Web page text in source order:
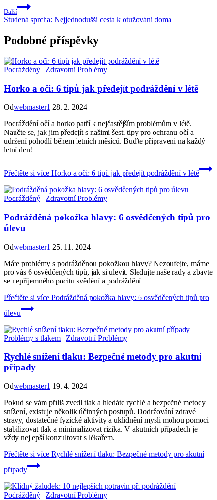
Další
Studená sprcha: Nejjednodušší cesta k otužování doma
Podobné příspěvky
Podrážděný | Zdravotní Problémy
Horko a oči: 6 tipů jak předejít podráždění v létě
Odwebmaster1 28. 2. 2024
Podráždění očí a horko patří k nejčastějším problémům v létě.
Naučte se, jak jim předejít s našimi šesti tipy pro ochranu očí a
udržení pohodlí během letních měsíců. Buďte připraveni na každý
letní den!
Přečtěte si více Horko a oči: 6 tipů jak předejít podráždění v létě
Podrážděný | Zdravotní Problémy
Podrážděná pokožka hlavy: 6 osvědčených tipů pro
úlevu
Odwebmaster1 25. 11. 2024
Máte problémy s podrážděnou pokožkou hlavy? Nezoufejte, máme
pro vás 6 osvědčených tipů, jak si ulevit. Sledujte naše rady a zbavte
se nepříjemného pocitu svědění a podráždění.
Přečtěte si více Podrážděná pokožka hlavy: 6 osvědčených tipů pro
úlevu
Problémy s tlakem | Zdravotní Problémy
Rychlé snížení tlaku: Bezpečné metody pro akutní
případy
Odwebmaster1 19. 4. 2024
Pokud se vám příliš zvedl tlak a hledáte rychlé a bezpečné metody
snížení, existuje několik účinných postupů. Dodržování zdravé
stravy, dostatečné fyzické aktivity a uklidnění mysli mohou pomoci
stabilizovat tlak a minimalizovat rizika. V akutních případech je
vždy nejlepší konzultovat s lékařem.
Přečtěte si více Rychlé snížení tlaku: Bezpečné metody pro akutní
případy
Podrážděný | Zdravotní Problémy